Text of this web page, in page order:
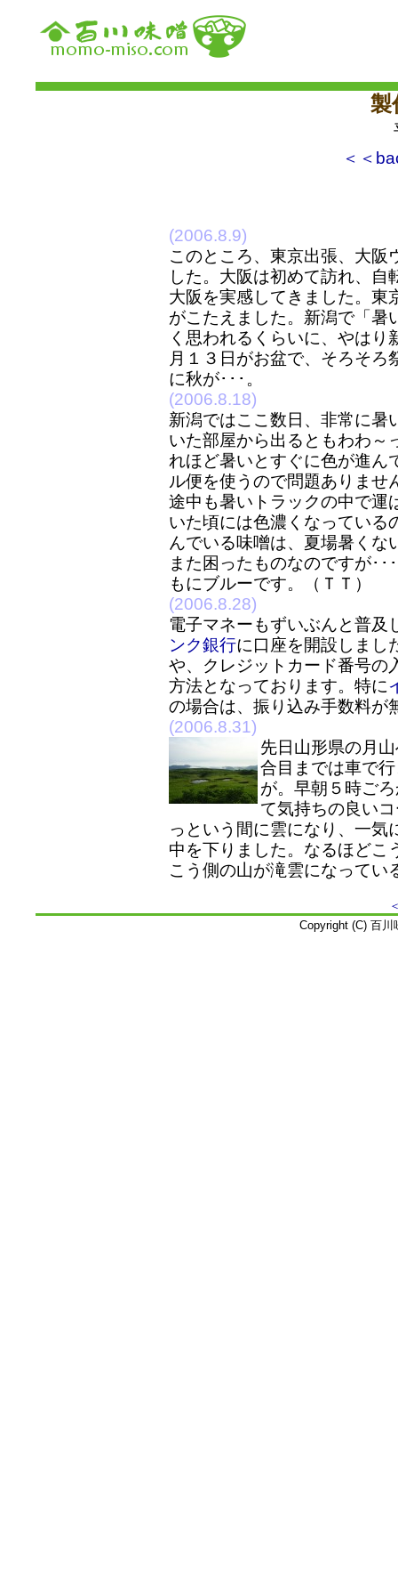
製
＜＜
(2006.8.9)
このところ、東京出張、大阪
した。大阪は初めて訪れ、
大阪を実感してきました。東
がこたえました。新潟で「暑
く思われるくらいに、やは
月１３日がお盆で、そろそ
に秋が･･･。
(2006.8.18)
新潟ではここ数日、非常に暑
いた部屋から出るともわわ～
れほど暑いとすぐに色が進ん
ル便を使うので問題ありませ
途中も暑いトラックの中で運
いた頃には色濃くなっている
んでいる味噌は、夏場暑くな
また困ったものなのですが･
もにブルーです。（ＴＴ）
(2006.8.28)
電子マネーもずいぶんと普及
ンク銀行に口座を開設しまし
や、クレジットカード番号の
方法となっております。特に
の場合は、振り込み手数料が
(2006.8.31)
先日山形県の月
合目までは車で
が。早朝５時ご
て気持ちの良い
っという間に雲になり、一
中を下りました。なるほどこ
こう側の山が滝雲になってい
Copyright (C) 百